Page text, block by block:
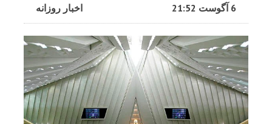
اخبار روزانه 6 آگوست 21:52